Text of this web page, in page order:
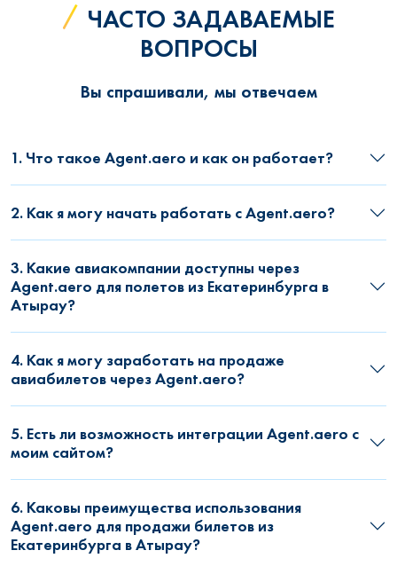
ЧАСТО ЗАДАВАЕМЫЕ
ВОПРОСЫ
Вы спрашивали, мы отвечаем
1. Что такое Agent.aero и как он работает?
2. Как я могу начать работать с Agent.aero?
3. Какие авиакомпании доступны через
Agent.aero для полетов из Екатеринбурга в
Атырау?
4. Как я могу заработать на продаже
авиабилетов через Agent.aero?
5. Есть ли возможность интеграции Agent.aero с
моим сайтом?
6. Каковы преимущества использования
Agent.aero для продажи билетов из
Екатеринбурга в Атырау?